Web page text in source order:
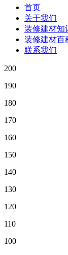
首页
关于我们
装修建材知
装修建材百
联系我们
200
190
180
170
160
150
140
130
120
110
100